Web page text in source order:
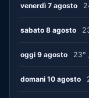
venerdì 7 agosto
sabato 8 agosto
oggi 9 agosto 23°
domani 10 agosto